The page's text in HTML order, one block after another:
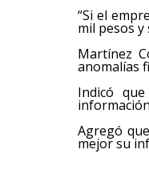
“Si el
mil pesos y
Martínez
anomalías
Indicó
Agregó
mejor su